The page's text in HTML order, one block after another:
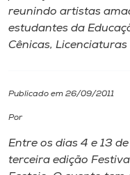
Unoesc
Internacionalização
Cultura
reunindo artistas
estudantes da
Cênicas,
Publicado em 26/09/2011
Por
Entre os dias 4 e 13
terceira edição